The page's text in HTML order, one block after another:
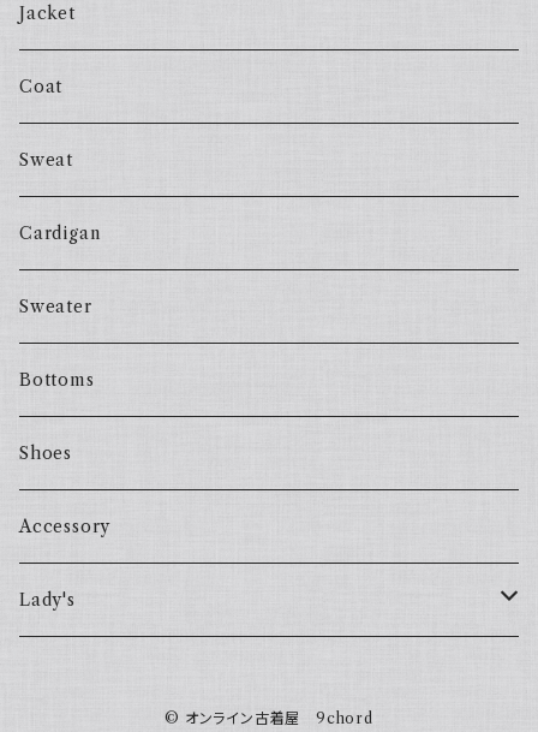
Jacket
Coat
Sweat
Cardigan
Sweater
Bottoms
Shoes
Accessory
Lady's
© オンライン古着屋 9chord